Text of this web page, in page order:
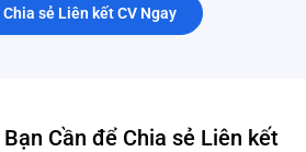
sẻ Liên kết CV Ngay
Cần để Chia sẻ Liên kết